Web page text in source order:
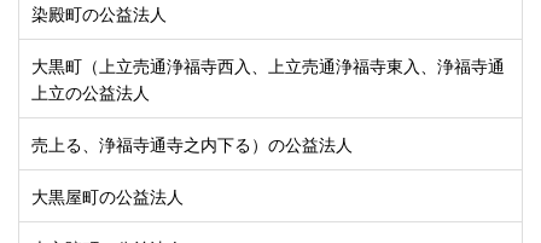
染殿町の公益法人
大黒町（上立売通浄福寺西入、上立売通浄福寺東入、浄福寺通
上立の公益法人
売上る、浄福寺通寺之内下る）の公益法人
大黒屋町の公益法人